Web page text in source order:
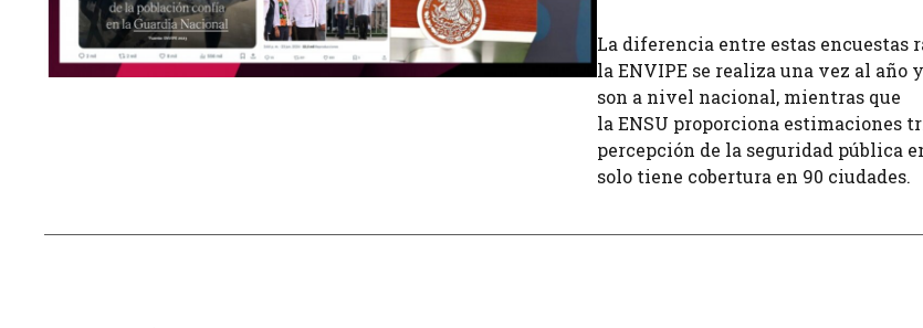
La diferencia entre estas encuestas
la ENVIPE se realiza una vez al año
son a nivel nacional, mientras que
la ENSU proporciona estimaciones
percepción de la seguridad pública
solo tiene cobertura en 90 ciudades.